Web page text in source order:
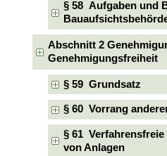
§ 58 Aufgaben und
Abschnitt 2
Genehmigungsfreiheit
§ 59 Grundsatz
§ 60 Vorrang
§ 61
von Anlagen